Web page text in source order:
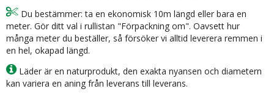
Du bestämmer: ta en ekonomisk 10m längd eller bara en
meter. Gör ditt val i rullistan "Förpackning om". Oavsett hur
många meter du beställer, så försöker vi alltid leverera remmen i
en hel, okapad längd.
Läder är en naturprodukt, den exakta nyansen och diametern
kan variera en aning från leverans till leverans.